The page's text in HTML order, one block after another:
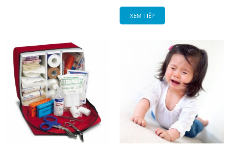
XEM TIẾP